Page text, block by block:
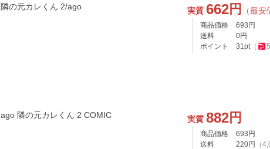
隣の元カレくん 2/ago 実質 662円 （最安
商品価格 693 円
送料
0円
ポイント
31pt（ 5
ago 隣の元カレくん 2 COMIC 実質 882円
商品価格 693 円
送料
220円 （